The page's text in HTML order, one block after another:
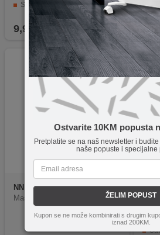
Ostvarite 10KM popusta
Pretplatite se na naš newsletter i
naše popuste i specijalne
ŽELIM POPUST
Kupon se ne može kombinirati s drugim
iznad 200KM.
Svim tipkama i priključcima se lako pristupa
Jednostavan, elegantan i lak za nošenje
9,90 KM
NN
5229
Maska za Iphone 11, green